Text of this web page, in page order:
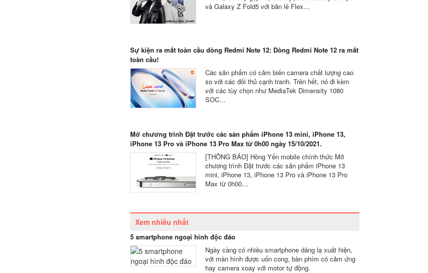
và Galaxy Z Fold5 với bản lề Flex…
Sự kiện ra mắt toàn cầu dòng Redmi Note 12: Dòng Redmi Note 12 ra mắt
toàn cầu!
Các sản phẩm có cảm biến camera chất lượng cao
so với các đối thủ cạnh tranh. Trên hết, nó đi kèm
với các tùy chọn như MediaTek Dimensity 1080
SOC…
Mở chương trình Đặt trước các sản phẩm iPhone 13 mini, iPhone 13,
iPhone 13 Pro và iPhone 13 Pro Max từ 0h00 ngày 15/10/2021.
[THÔNG BÁO] Hồng Yến mobile chính thức Mở
chương trình Đặt trước các sản phẩm iPhone 13
mini, iPhone 13, iPhone 13 Pro và iPhone 13 Pro
Max từ 0h00…
Xem nhiều nhất
5 smartphone ngoại hình độc đáo
Ngày càng có nhiều smartphone dáng lạ xuất hiện,
với màn hình được uốn cong, bàn phím có cảm ứng
hay camera xoay với motor tự động.